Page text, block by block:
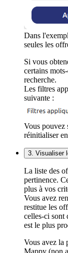
Dans
seules les
Si vous
certains
recherche.
Les filtres
suivante :
Vous pouvez
réinitialiser
3. Visualiser
La liste des
pertinence.
plus à vos
Vous avez
restitue les
celles-ci sont
est le plus
Vous avez la
Mappy (non